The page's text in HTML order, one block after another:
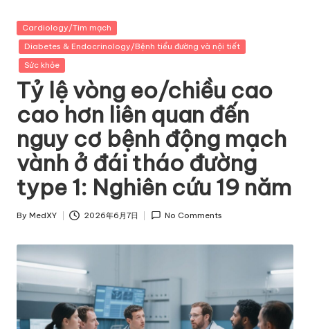
y
A
I
Posted
in
Cardiology/Tim mạch
Diabetes & Endocrinology/Bệnh tiểu đường và nội tiết
Sức khỏe
Tỷ lệ vòng eo/chiều cao
cao hơn liên quan đến
nguy cơ bệnh động mạch
vành ở đái tháo đường
type 1: Nghiên cứu 19 năm
Posted
By MedXY 2026年6月7日 No Comments